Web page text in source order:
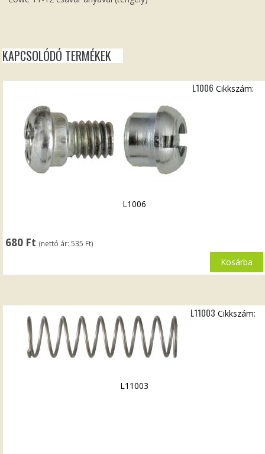
KAPCSOLÓDÓ TERMÉKEK
L1006
680 Ft (nettó ár:535 Ft)
Cikkszám:
L1006
Kosárba
L11003 Cikkszám:
L11003